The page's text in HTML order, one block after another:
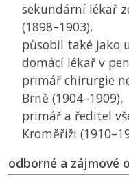
sekundární lékař
(1898–1903),
působil také jako
domácí lékař v
primář chirurgie
Brně (1904–1909),
primář a ředitel
Kroměříži
odborné a zájmové